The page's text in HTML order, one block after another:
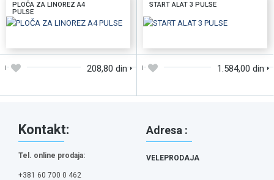
PLOČA ZA LINOREZ A4
PULSE
208,80 din
START ALAT 3 PULSE
1.584,00 din
Kontakt:
Tel. online prodaja:
+381 60 700 0 462
Adresa :
VELEPRODAJA